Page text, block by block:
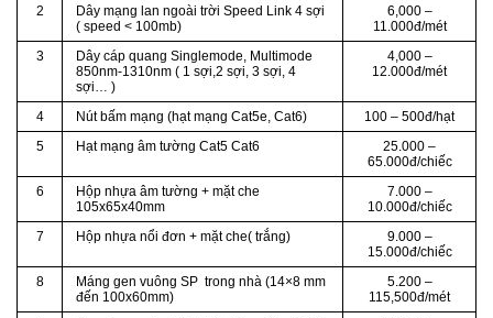
2
Dây mạng lan ngoài trời Speed Link 4 sợi
( speed < 100mb)
6,000 –
11.000đ/mét
3
Dây cáp quang Singlemode, Multimode
850nm-1310nm ( 1 sợi,2 sợi, 3 sợi, 4
sợi… )
4,000 –
12.000đ/mét
4 Nút bấm mạng (hạt mạng Cat5e, Cat6)
100 – 500đ/hạt
5
Hạt mạng âm tường Cat5 Cat6
25.000 –
65.000đ/chiếc
6
Hộp nhựa âm tường + mặt che
105x65x40mm
7.000 –
10.000đ/chiếc
7
Hộp nhựa nổi đơn + mặt che( trắng)
9.000 –
15.000đ/chiếc
8
Máng gen vuông SP trong nhà (14×8 mm
đến 100x60mm)
5.200 –
115,500đ/mét